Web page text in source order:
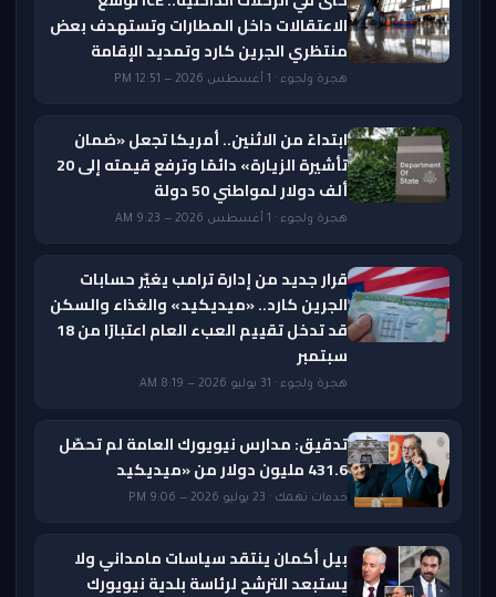
الاعتقالات داخل المطارات وتستهدف بعض
منتظري الجرين كارد وتمديد الإقامة
هجرة ولجوء · 1 أغسطس 2026 — 12:51 PM
ابتداءً من الاثنين.. أمريكا تجعل «ضمان
تأشيرة الزيارة» دائمًا وترفع قيمته إلى 20
ألف دولار لمواطني 50 دولة
هجرة ولجوء · 1 أغسطس 2026 — 9:23 AM
قرار جديد من إدارة ترامب يغيّر حسابات
الجرين كارد.. «ميديكيد» والغذاء والسكن
قد تدخل تقييم العبء العام اعتبارًا من 18
سبتمبر
هجرة ولجوء · 31 يوليو 2026 — 8:19 AM
تدقيق: مدارس نيويورك العامة لم تحصّل
431.6 مليون دولار من «ميديكيد
خدمات تهمك · 23 يوليو 2026 — 9:06 PM
بيل أكمان ينتقد سياسات مامداني ولا
يستبعد الترشح لرئاسة بلدية نيويورك